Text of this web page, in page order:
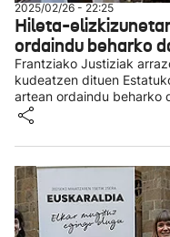
2025/02/26 - 22:25
Hileta-
ordaindu beharko
Frantziako Justiziak
kudeatzen dituen
artean ordaindu beharko